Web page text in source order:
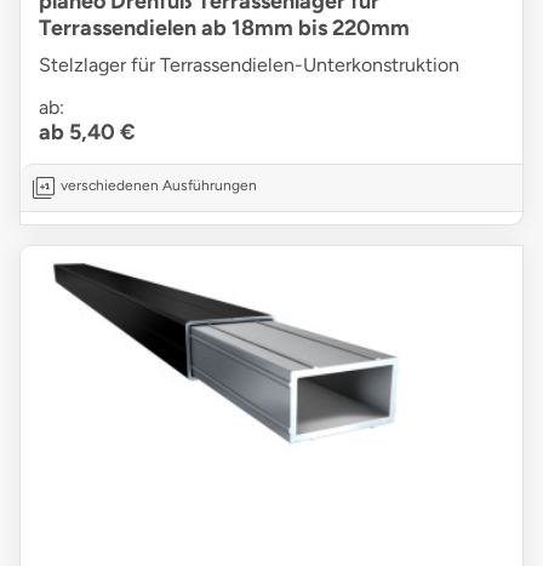
Terrassendielen ab 18mm bis 220mm
Stelzlager für Terrassendielen-Unterkonstruktion
ab:
ab 5,40 €
verschiedenen Ausführungen